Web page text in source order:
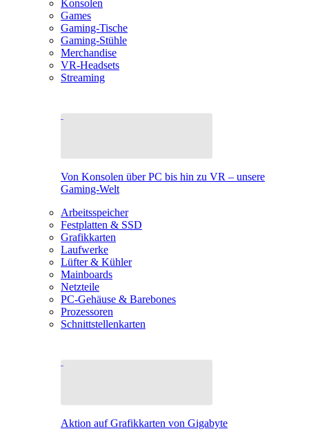
Konsolen
Games
Gaming-Tische
Gaming-Stühle
Merchandise
VR-Headsets
Streaming
Von Konsolen über PC bis hin zu VR – unsere
Gaming-Welt
Arbeitsspeicher
Festplatten & SSD
Grafikkarten
Laufwerke
Lüfter & Kühler
Mainboards
Netzteile
PC-Gehäuse & Barebones
Prozessoren
Schnittstellenkarten
Aktion auf Grafikkarten von Gigabyte